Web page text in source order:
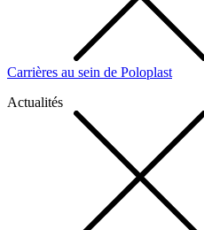
Carrières au sein de Poloplast
Actualités